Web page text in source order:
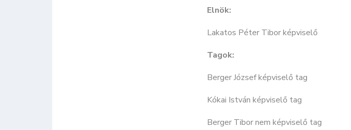
Elnök:
Lakatos Péter Tibor képviselő
Tagok:
Berger József képviselő tag
Kókai István képviselő tag
Berger Tibor nem képviselő tag